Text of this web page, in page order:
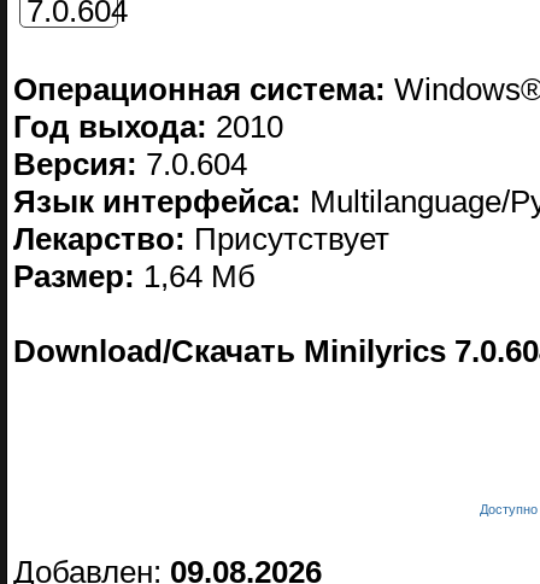
Операционная система:
Год выхода: 2010
Версия: 7.0.604
Язык интерфейса: Multilanguage/
Лекарство: Присутствует
Размер: 1,64 Мб
Download/Скачать Minilyrics
Добавлен: 09.08.2026